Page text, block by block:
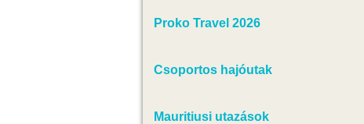
Proko Travel 2026
Csoportos hajóutak
Mauritiusi utazások